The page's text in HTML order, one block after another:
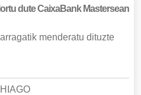
dute CaixaBank Mastersean
menderatu dituzte